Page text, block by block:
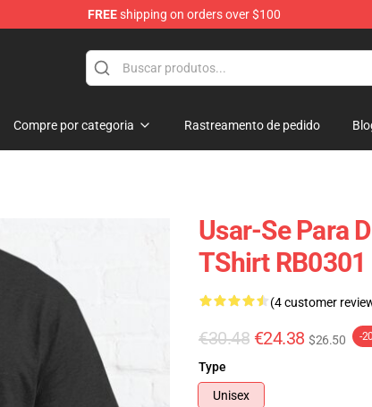
FREEshipping on orders over $100
Compre por categoria Rastreamento de pedido
Usar-Se Para
TShirt RB0301
(4 customer
€30.48 €24.38 $26.50 -
Type
Unisex